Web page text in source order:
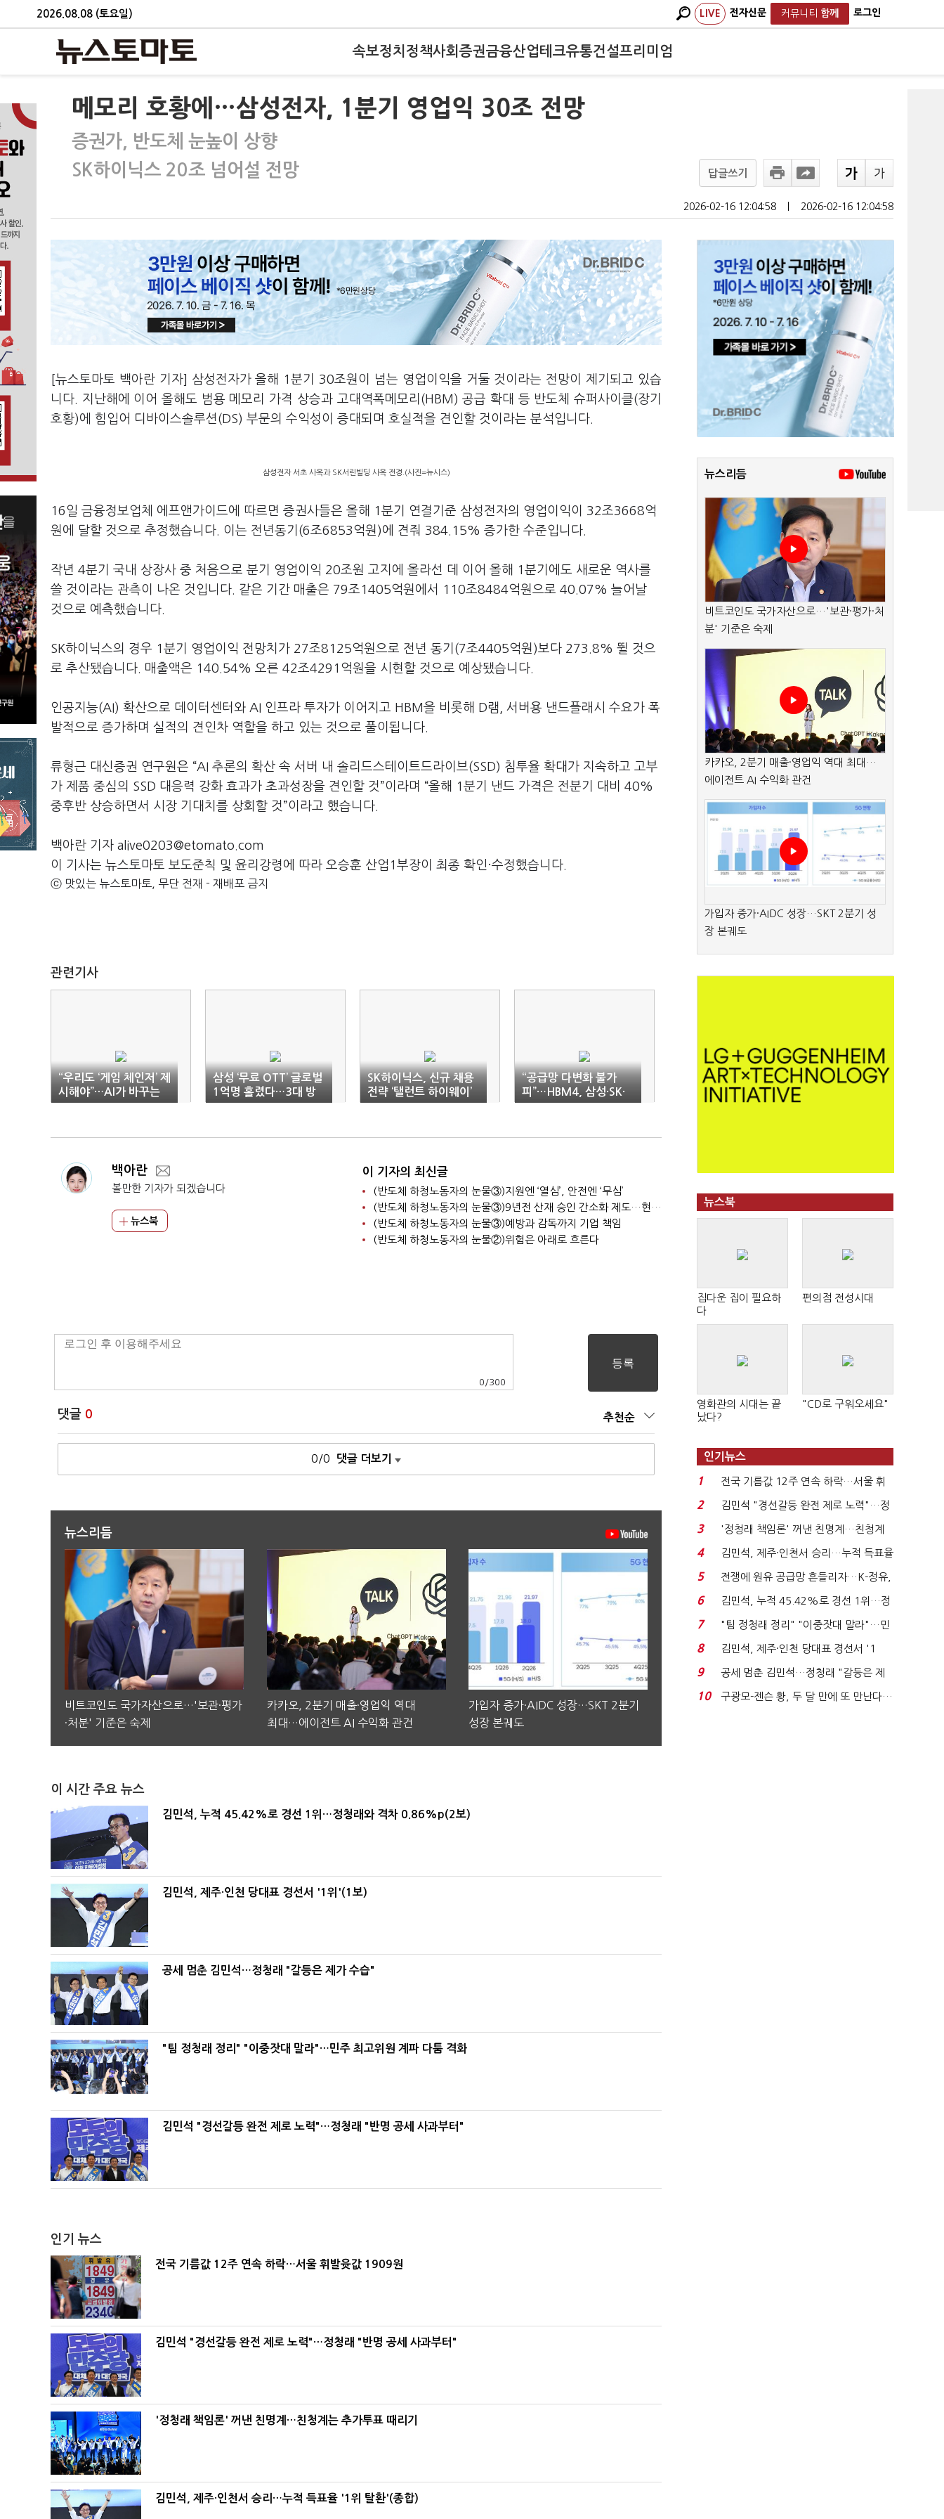
2026.08.08 (토요일) LIVE 전자신문 커뮤니티 함께 로그인
속보정치 정책사회 증권금융산업테크유통건설프리미엄
메모리 호황에…삼성전자, 1분기 영업익 30조 전망
증권가, 반도체 눈높이 상향
SK하이닉스 20조 넘어설 전망
답글쓰기
2026-02-16 12:04:58 2026-02-16 12:04:58
[뉴스토마토 백아란 기자] 삼성전자가 올해 1분기 30조원이 넘는 영업이익을 거둘 것이라는 전망이 제기되고 있습
니다. 지난해에 이어 올해도 범용 메모리 가격 상승과 고대역폭메모리(HBM) 공급 확대 등 반도체 슈퍼사이클(장기
호황)에 힘입어 디바이스솔루션(DS) 부문의 수익성이 증대되며 호실적을 견인할 것이라는 분석입니다.
삼성전자 서초 사옥과 SK서린빌딩 사옥 전경.(사진=뉴시스)
16일 금융정보업체 에프앤가이드에 따르면 증권사들은 올해 1분기 연결기준 삼성전자의 영업이익이 32조3668억
원에 달할 것으로 추정했습니다. 이는 전년동기(6조6853억원)에 견줘 384.15% 증가한 수준입니다.
작년 4분기 국내 상장사 중 처음으로 분기 영업이익 20조원 고지에 올라선 데 이어 올해 1분기에도 새로운 역사를
쓸 것이라는 관측이 나온 것입니다. 같은 기간 매출은 79조1405억원에서 110조8484억원으로 40.07% 늘어날
것으로 예측했습니다.
SK하이닉스의 경우 1분기 영업이익 전망치가 27조8125억원으로 전년 동기(7조4405억원)보다 273.8% 뛸 것으
로 추산됐습니다. 매출액은 140.54% 오른 42조4291억원을 시현할 것으로 예상됐습니다.
인공지능(AI) 확산으로 데이터센터와 AI 인프라 투자가 이어지고 HBM을 비롯해 D램, 서버용 낸드플래시 수요가 폭
발적으로 증가하며 실적의 견인차 역할을 하고 있는 것으로 풀이됩니다.
류형근 대신증권 연구원은 “AI 추론의 확산 속 서버 내 솔리드스테이트드라이브(SSD) 침투율 확대가 지속하고 고부
가 제품 중심의 SSD 대응력 강화 효과가 초과성장을 견인할 것”이라며 “올해 1분기 낸드 가격은 전분기 대비 40%
중후반 상승하면서 시장 기대치를 상회할 것”이라고 했습니다.
백아란 기자 alive0203@etomato.com
이 기사는 뉴스토마토 보도준칙 및 윤리강령에 따라 오승훈 산업1부장이 최종 확인·수정했습니다.
ⓒ 맛있는 뉴스토마토, 무단 전재 - 재배포 금지
관련기사
“우리도 ‘게임 체인저’ 제
시해야”…AI가 바꾸는
디스플레이
삼성 ‘무료 OTT’ 글로벌
1억명 홀렸다…3대 방
송사 맞먹어
SK하이닉스, 신규 채용
전략 ‘탤런트 하이웨이’
공개
“공급망 다변화 불가
피”…HBM4, 삼성·SK·
마이크론 3파전
백아란
볼만한 기자가 되겠습니다
뉴스북
이 기자의 최신글
(반도체 하청노동자의 눈물③)지원엔 ‘열심’, 안전엔 ‘무심’
(반도체 하청노동자의 눈물③)9년전 산재 승인 간소화 제도…현장선 ‘문턱’ 여전
(반도체 하청노동자의 눈물③)예방과 감독까지 기업 책임
(반도체 하청노동자의 눈물②)위험은 아래로 흐른다
0 /300
댓글 0 추천순
0/0 댓글 더보기
뉴스리듬
비트코인도 국가자산으로…'보관·평가
·처분' 기준은 숙제
카카오, 2분기 매출·영업익 역대
최대…에이전트 AI 수익화 관건
가입자 증가·AIDC 성장…SKT 2분기
성장 본궤도
이 시간 주요 뉴스
김민석, 누적 45.42%로 경선 1위…정청래와 격차 0.86%p(2보)
김민석, 제주·인천 당대표 경선서 '1위'(1보)
공세 멈춘 김민석…정청래 "갈등은 제가 수습"
"팀 정청래 정리" "이중잣대 말라"…민주 최고위원 계파 다툼 격화
김민석 "경선갈등 완전 제로 노력"…정청래 "반명 공세 사과부터"
인기 뉴스
전국 기름값 12주 연속 하락…서울 휘발윳값 1909원
김민석 "경선갈등 완전 제로 노력"…정청래 "반명 공세 사과부터"
'정청래 책임론' 꺼낸 친명계…친청계는 추가투표 때리기
김민석, 제주·인천서 승리…누적 득표율 '1위 탈환'(종합)
뉴스리듬
비트코인도 국가자산으로…'보관·평가·처
분' 기준은 숙제
카카오, 2분기 매출·영업익 역대 최대…
에이전트 AI 수익화 관건
가입자 증가·AIDC 성장…SKT 2분기 성
장 본궤도
뉴스북
집다운 집이 필요하
다
편의점 전성시대
영화관의 시대는 끝
났다?
"CD로 구워오세요"
인기뉴스
1
전국 기름값 12주 연속 하락…서울 휘
발윳값 1909원...
2
김민석 "경선갈등 완전 제로 노력"…정
청래 "반명 공세 사...
3
'정청래 책임론' 꺼낸 친명계…친청계
는 추가투표 때리기...
4
김민석, 제주·인천서 승리…누적 득표율
'1위 탈환'(종합)...
5
전쟁에 원유 공급망 흔들리자…K-정유,
에너지안보 핵심...
6
김민석, 누적 45.42%로 경선 1위…정
청래와 격차 0.86%p(...
7
"팀 정청래 정리" "이중잣대 말라"…민
주 최고위원 계파 다...
8
김민석, 제주·인천 당대표 경선서 '1
위'(1보)...
9
공세 멈춘 김민석…정청래 "갈등은 제
가 수습"
10
구광모-젠슨 황, 두 달 만에 또 만난다…